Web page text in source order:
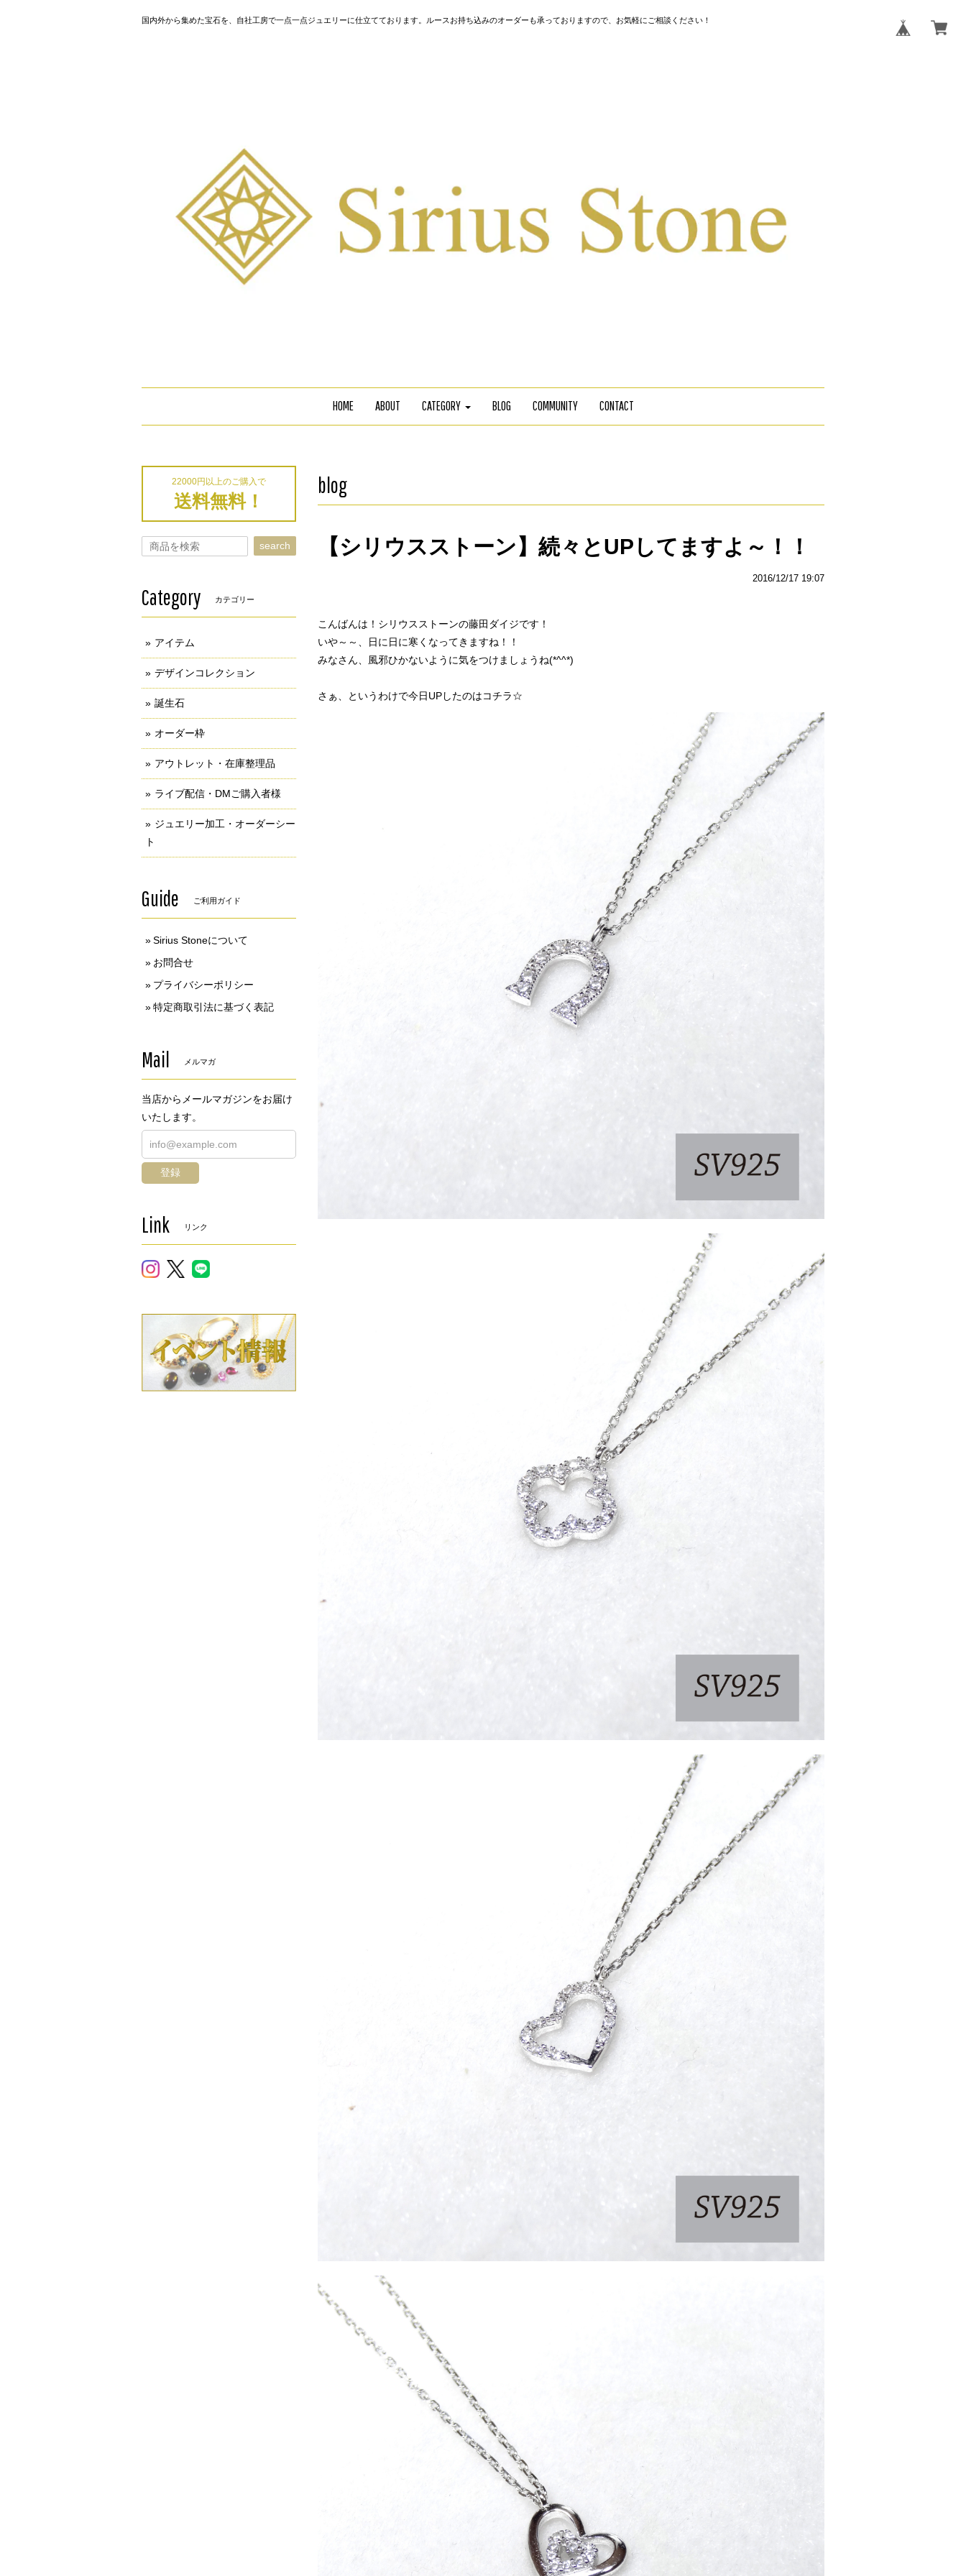
国内外から集めた宝石を、自社工房で一点一点ジュエリーに仕立てております。ルースお持ち込みのオーダーも承っておりますので、お気軽にご相談ください！
HOME ABOUT CATEGORY BLOG COMMUNITY CONTACT
blog
【シリウスストーン】続々とUPしてますよ～！！
2016/12/17 19:07
こんばんは！シリウスストーンの藤田ダイジです！
いや～～、日に日に寒くなってきますね！！
みなさん、風邪ひかないように気をつけましょうね(*^^*)
さぁ、というわけで今日UPしたのはコチラ☆
22000円以上のご購入で
送料無料！
search
Category カテゴリー
アイテム
デザインコレクション
誕生石
オーダー枠
アウトレット・在庫整理品
ライブ配信・DMご購入者様
ジュエリー加工・オーダーシー
ト
Guide ご利用ガイド
Sirius Stoneについて
お問合せ
プライバシーポリシー
特定商取引法に基づく表記
Mail メルマガ
当店からメールマガジンをお届け
いたします。
登録
Link リンク